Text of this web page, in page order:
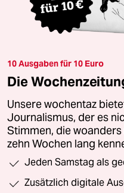
10 Ausgaben für 10 Euro
Die
Unsere wochentaz
Journalismus, der es
Stimmen, die
zehn Wochen lang
Jeden Samstag als
Zusätzlich digitale